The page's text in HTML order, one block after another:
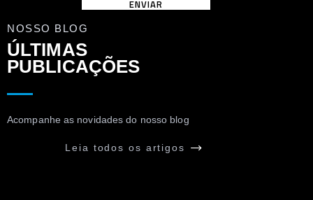
NOSSO BLOG
ÚLTIMAS
PUBLICAÇÕES
Acompanhe as novidades do nosso blog
Leia todos os artigos